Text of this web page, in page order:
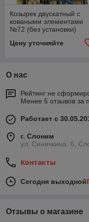
Козырек двускатный с
коваными элементами
№72 (без установки)
Цену уточняйте
О нас
Рейтинг не
Менее 5 отзывов за
Работает с
г. Слоним
ул. Синичкина, 6,
Контакты
Сегодня выходной
Отзывы о магазине